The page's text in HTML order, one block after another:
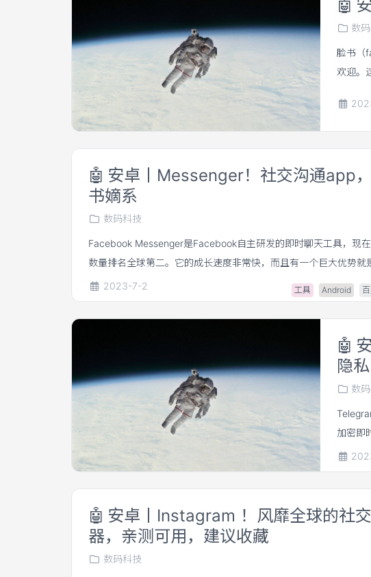
🤖
数
脸书（
欢迎。
来下载
🤖 安卓丨Messenger！社交沟通app
书嫡系
数码科技
Facebook Messenger是Facebook自主研发的即时聊天工具，现
数量排名全球第二。它的成长速度非常快，而且有一个巨大优势就
率较高——一般邮件的打开率在5%，但FB Messenger Blast的打开
个小时内可以高达70%-80%。
2023-7-2 工具 Android
🤖
隐
数
加密即
🤖 安卓丨Instagram ！风靡全球的社
器，亲测可用，建议收藏
数码科技